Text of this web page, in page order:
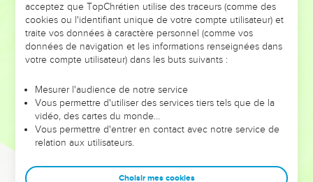
DE L’ANNÉE !
ET SI LEURS ERREURS POUVAIENT VOUS ÉVITER LES
VOTRES ?
leur foi ou leur vision. Mais on voit moins les doutes, les erreurs
et les saisons difficiles qu'ils ont traversés, alors même que ce
sont elles qui les ont façonnés.
Dans cette conférence, leaders, entrepreneurs, et responsables
clés pour avancer avec plus de sagesse afin que leurs erreurs
acceptez que TopChrétien utilise des traceurs (comme des
cookies ou l'identifiant unique de votre compte utilisateur) et
traite vos données à caractère personnel (comme vos
données de navigation et les informations renseignées dans
votre compte utilisateur) dans les buts suivants :
Mesurer l'audience de notre service
Vous permettre d'utiliser des services tiers tels que de la
vidéo, des cartes du monde…
Vous permettre d'entrer en contact avec notre service de
relation aux utilisateurs.
Choisir mes cookies